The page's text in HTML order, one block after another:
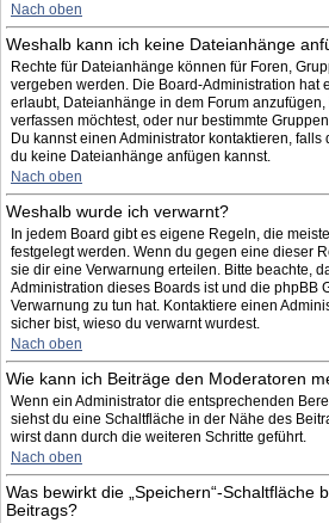
Nach oben
Weshalb kann ich keine Dateianhänge
Rechte für Dateianhänge können für Foren,
vergeben werden. Die Board-Administration hat
erlaubt, Dateianhänge in dem Forum
verfassen möchtest, oder nur bestimmte
Du kannst einen Administrator kontaktieren,
du keine Dateianhänge anfügen kannst.
Nach oben
Weshalb wurde ich verwarnt?
In jedem Board gibt es eigene Regeln, die
festgelegt werden. Wenn du gegen eine dieser
sie dir eine Verwarnung erteilen. Bitte beachte,
Administration dieses Boards ist und die phpBB
Verwarnung zu tun hat. Kontaktiere einen
sicher bist, wieso du verwarnt wurdest.
Nach oben
Wie kann ich Beiträge den Moderatoren
Wenn ein Administrator die entsprechenden
siehst du eine Schaltfläche in der Nähe des
wirst dann durch die weiteren Schritte geführt.
Nach oben
Was bewirkt die „Speichern“-Schaltfläche
Beitrags?